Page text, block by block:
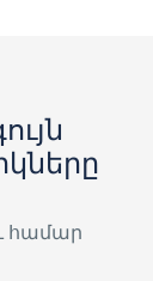
համար